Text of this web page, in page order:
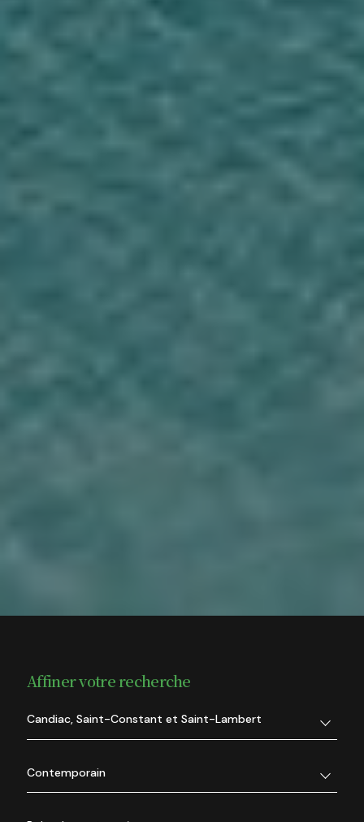
Affiner votre recherche
Candiac, Saint-Constant et Saint-Lambert
Contemporain